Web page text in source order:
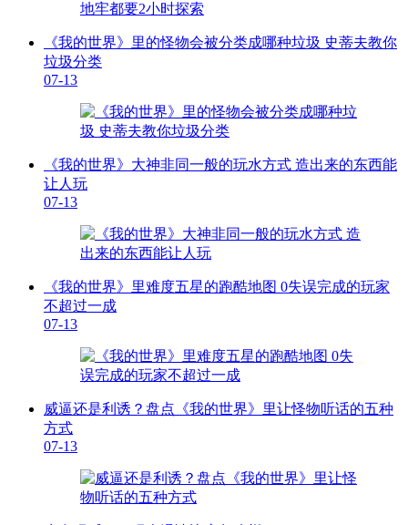
《我的世界》里的怪物会被分类成哪种垃圾 史蒂夫教你
垃圾分类
07-13
《我的世界》大神非同一般的玩水方式 造出来的东西能
让人玩
07-13
《我的世界》里难度五星的跑酷地图 0失误完成的玩家
不超过一成
07-13
威逼还是利诱？盘点《我的世界》里让怪物听话的五种
方式
07-13